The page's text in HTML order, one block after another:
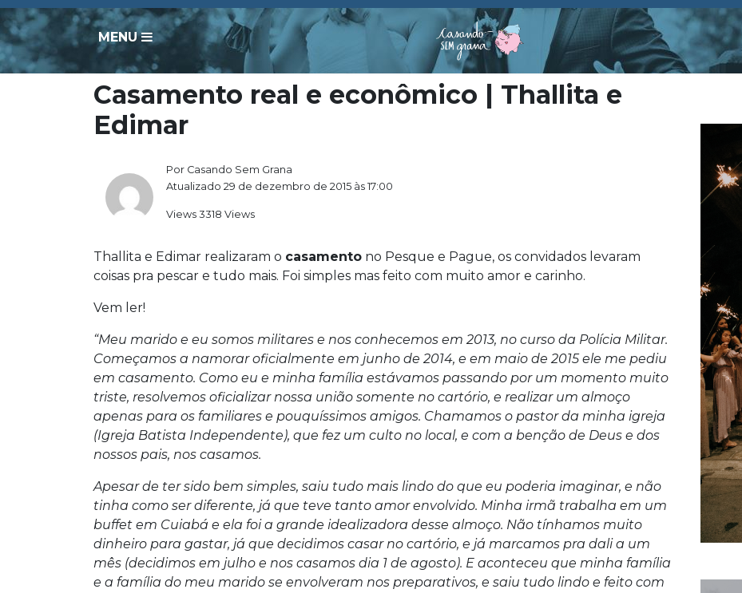
MENU
Casamento real e econômico | Thallita e
Edimar
Por Casando Sem Grana
Atualizado 29 de dezembro de 2015 às 17:00
Views 3318 Views
Thallita e Edimar realizaram o casamento no Pesque e Pague, os convidados levaram
coisas pra pescar e tudo mais. Foi simples mas feito com muito amor e carinho.
Vem ler!
“Meu marido e eu somos militares e nos conhecemos em 2013, no curso da Polícia Militar.
Começamos a namorar oficialmente em junho de 2014, e em maio de 2015 ele me pediu
em casamento. Como eu e minha família estávamos passando por um momento muito
triste, resolvemos oficializar nossa união somente no cartório, e realizar um almoço
apenas para os familiares e pouquíssimos amigos. Chamamos o pastor da minha igreja
(Igreja Batista Independente), que fez um culto no local, e com a benção de Deus e dos
nossos pais, nos casamos.
Apesar de ter sido bem simples, saiu tudo mais lindo do que eu poderia imaginar, e não
tinha como ser diferente, já que teve tanto amor envolvido. Minha irmã trabalha em um
buffet em Cuiabá e ela foi a grande idealizadora desse almoço. Não tínhamos muito
dinheiro para gastar, já que decidimos casar no cartório, e já marcamos pra dali a um
mês (decidimos em julho e nos casamos dia 1 de agosto). E aconteceu que minha família
e a família do meu marido se envolveram nos preparativos, e saiu tudo lindo e feito com